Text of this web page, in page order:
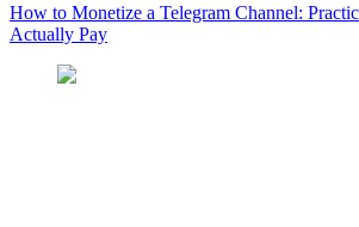
How to Monetize a Telegram Channel:
Actually Pay